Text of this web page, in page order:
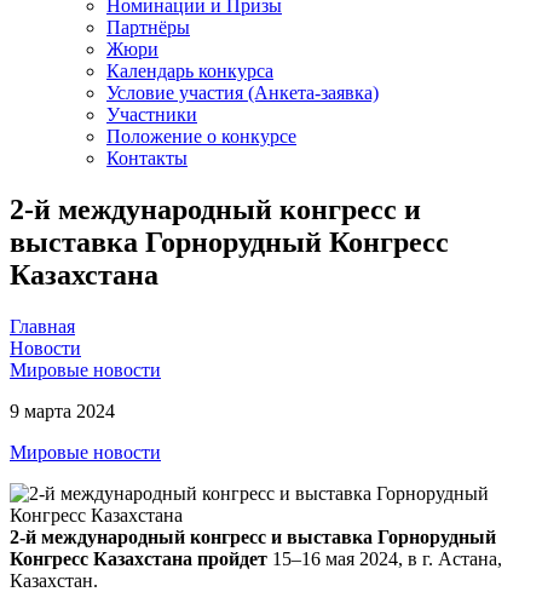
Номинации и Призы
Партнёры
Жюри
Календарь конкурса
Условие участия (Анкета-заявка)
Участники
Положение о конкурсе
Контакты
2-й международный конгресс и
выставка Горнорудный Конгресс
Казахстана
Главная
Новости
Мировые новости
9 марта 2024
Мировые новости
2-й международный конгресс и выставка Горнорудный
Конгресс Казахстана пройдет 15–16 мая 2024, в г. Астана,
Казахстан.